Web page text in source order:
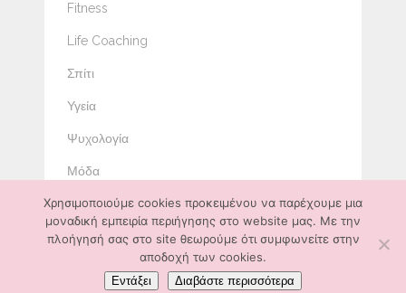
Fitness
Life Coaching
Σπίτι
Υγεία
Ψυχολογία
Μόδα
Ομορφιά
Διατροφή
Χρησιμοποιούμε cookies προκειμένου να παρέχουμε μια
μοναδική εμπειρία περιήγησης στο website μας. Με την
πλοήγησή σας στο site θεωρούμε ότι συμφωνείτε στην
αποδοχή των cookies.
Εντάξει Διαβάστε περισσότερα